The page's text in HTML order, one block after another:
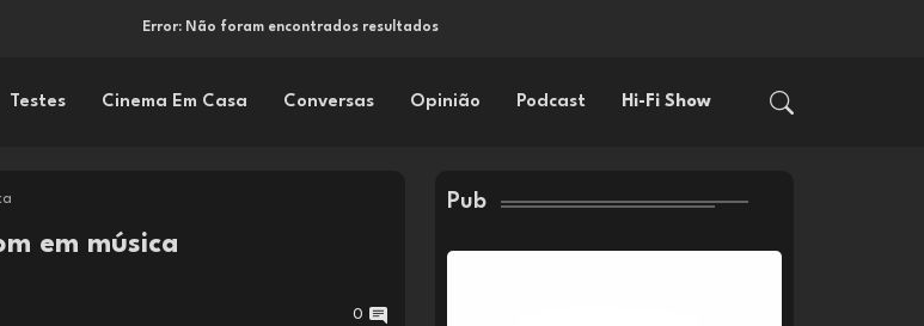
Error: Não foram encontrados resultados
Testes Cinema Em Casa Conversas Opinião Podcast Hi-Fi Show
em música
0
Pub